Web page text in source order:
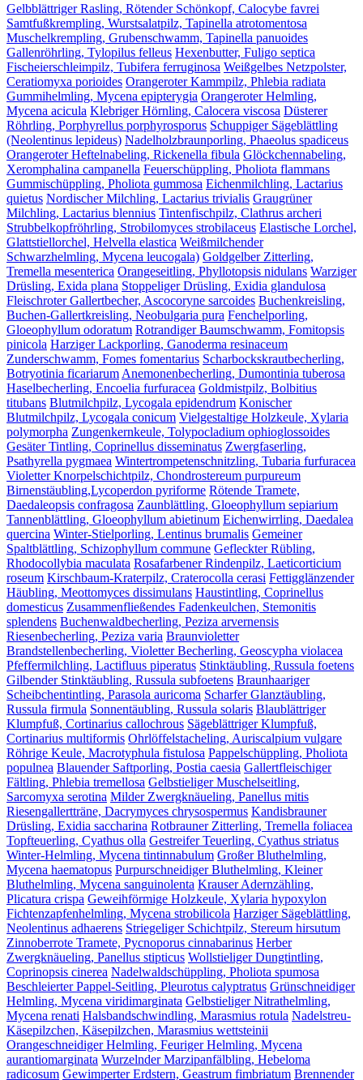
Gelbblättriger Rasling, Rötender Schönkopf, Calocybe favrei
Samtfußkrempling, Wurstsalatpilz, Tapinella atrotomentosa
Muschelkrempling, Grubenschwamm, Tapinella panuoides
Gallenröhrling, Tylopilus felleus Hexenbutter, Fuligo septica
Fischeierschleimpilz, Tubifera ferruginosa Weißgelbes Netzpolster,
Ceratiomyxa porioides Orangeroter Kammpilz, Phlebia radiata
Gummihelmling, Mycena epipterygia Orangeroter Helmling,
Mycena acicula Klebriger Hörnling, Calocera viscosa Düsterer
Röhrling, Porphyrellus porphyrosporus Schuppiger Sägeblättling
(Neolentinus lepideus) Nadelholzbraunporling, Phaeolus spadiceus
Orangeroter Heftelnabeling, Rickenella fibula Glöckchennabeling,
Xeromphalina campanella Feuerschüppling, Pholiota flammans
Gummischüppling, Pholiota gummosa Eichenmilchling, Lactarius
quietus Nordischer Milchling, Lactarius trivialis Graugrüner
Milchling, Lactarius blennius Tintenfischpilz, Clathrus archeri
Strubbelkopfröhrling, Strobilomyces strobilaceus Elastische Lorchel,
Glattstiellorchel, Helvella elastica Weißmilchender
Schwarzhelmling, Mycena leucogala) Goldgelber Zitterling,
Tremella mesenterica Orangeseitling, Phyllotopsis nidulans Warziger
Drüsling, Exida plana Stoppeliger Drüsling, Exidia glandulosa
Fleischroter Gallertbecher, Ascocoryne sarcoides Buchenkreisling,
Buchen-Gallertkreisling, Neobulgaria pura Fenchelporling,
Gloeophyllum odoratum Rotrandiger Baumschwamm, Fomitopsis
pinicola Harziger Lackporling, Ganoderma resinaceum
Zunderschwamm, Fomes fomentarius Scharbockskrautbecherling,
Botryotinia ficariarum Anemonenbecherling, Dumontinia tuberosa
Haselbecherling, Encoelia furfuracea Goldmistpilz, Bolbitius
titubans Blutmilchpilz, Lycogala epidendrum Konischer
Blutmilchpilz, Lycogala conicum Vielgestaltige Holzkeule, Xylaria
polymorpha Zungenkernkeule, Tolypocladium ophioglossoides
Gesäter Tintling, Coprinellus disseminatus Zwergfaserling,
Psathyrella pygmaea Wintertrompetenschnitzling, Tubaria furfuracea
Violetter Knorpelschichtpilz, Chondrostereum purpureum
Birnenstäubling,Lycoperdon pyriforme Rötende Tramete,
Daedaleopsis confragosa Zaunblättling, Gloeophyllum sepiarium
Tannenblättling, Gloeophyllum abietinum Eichenwirrling, Daedalea
quercina Winter-Stielporling, Lentinus brumalis Gemeiner
Spaltblättling, Schizophyllum commune Gefleckter Rübling,
Rhodocollybia maculata Rosafarbener Rindenpilz, Laeticorticium
roseum Kirschbaum-Kraterpilz, Craterocolla cerasi Fettigglänzender
Häubling, Meottomyces dissimulans Haustintling, Coprinellus
domesticus Zusammenfließendes Fadenkeulchen, Stemonitis
splendens Buchenwaldbecherling, Peziza arvernensis
Riesenbecherling, Peziza varia Braunvioletter
Brandstellenbecherling, Violetter Becherling, Geoscypha violacea
Pfeffermilchling, Lactifluus piperatus Stinktäubling, Russula foetens
Gilbender Stinktäubling, Russula subfoetens Braunhaariger
Scheibchentintling, Parasola auricoma Scharfer Glanztäubling,
Russula firmula Sonnentäubling, Russula solaris Blaublättriger
Klumpfuß, Cortinarius callochrous Sägeblättriger Klumpfuß,
Cortinarius multiformis Ohrlöffelstacheling, Auriscalpium vulgare
Röhrige Keule, Macrotyphula fistulosa Pappelschüppling, Pholiota
populnea Blauender Saftporling, Postia caesia Gallertfleischiger
Fältling, Phlebia tremellosa Gelbstieliger Muschelseitling,
Sarcomyxa serotina Milder Zwergknäueling, Panellus mitis
Riesengallertträne, Dacrymyces chrysospermus Kandisbrauner
Drüsling, Exidia saccharina Rotbrauner Zitterling, Tremella foliacea
Topfteuerling, Cyathus olla Gestreifer Teuerling, Cyathus striatus
Winter-Helmling, Mycena tintinnabulum Großer Bluthelmling,
Mycena haematopus Purpurschneidiger Bluthelmling, Kleiner
Bluthelmling, Mycena sanguinolenta Krauser Adernzähling,
Plicatura crispa Geweihförmige Holzkeule, Xylaria hypoxylon
Fichtenzapfenhelmling, Mycena strobilicola Harziger Sägeblättling,
Neolentinus adhaerens Striegeliger Schichtpilz, Stereum hirsutum
Zinnoberrote Tramete, Pycnoporus cinnabarinus Herber
Zwergknäueling, Panellus stipticus Wollstieliger Dungtintling,
Coprinopsis cinerea Nadelwaldschüppling, Pholiota spumosa
Beschleierter Pappel-Seitling, Pleurotus calyptratus Grünschneidiger
Helmling, Mycena viridimarginata Gelbstieliger Nitrathelmling,
Mycena renati Halsbandschwindling, Marasmius rotula Nadelstreu-
Käsepilzchen, Käsepilzchen, Marasmius wettsteinii
Orangeschneidiger Helmling, Feuriger Helmling, Mycena
aurantiomarginata Wurzelnder Marzipanfälbling, Hebeloma
radicosum Gewimperter Erdstern, Geastrum fimbriatum Brennender